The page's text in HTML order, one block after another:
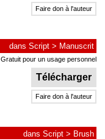
Faire don à l'auteur
dans Script > Manuscrit
Gratuit pour un usage personnel
Télécharger
Faire don à l'auteur
dans Script > Brush